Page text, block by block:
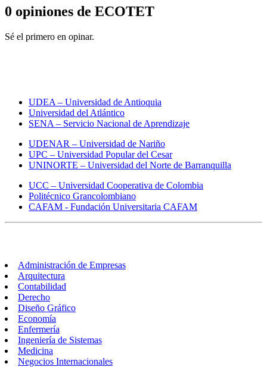
0 opiniones de ECOTET
Sé el primero en opinar.
UDEA – Universidad de Antioquia
Universidad del Atlántico
SENA – Servicio Nacional de Aprendizaje
UDENAR – Universidad de Nariño
UPC – Universidad Popular del Cesar
UNINORTE – Universidad del Norte de Barranquilla
UCC – Universidad Cooperativa de Colombia
Politécnico Grancolombiano
CAFAM - Fundación Universitaria CAFAM
Administración de Empresas
Arquitectura
Contabilidad
Derecho
Diseño Gráfico
Economía
Enfermería
Ingeniería de Sistemas
Medicina
Negocios Internacionales